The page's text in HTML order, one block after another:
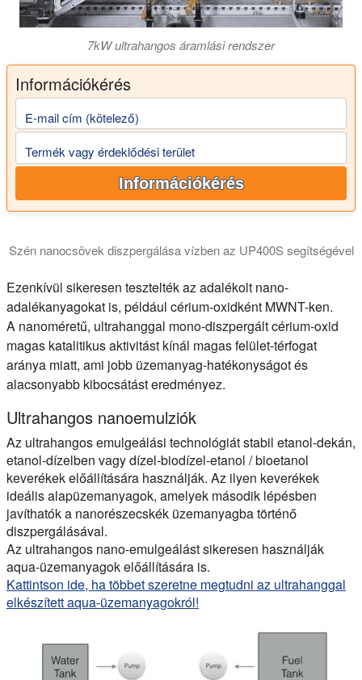
7kW ultrahangos áramlási rendszer
Információkérés
E-mail cím (kötelező)
Termék vagy érdeklődési terület
Információkérés
Szén nanocsövek diszpergálása vízben az UP400S segítségével
Ezenkívül sikeresen tesztelték az adalékolt nano-
adalékanyagokat is, például cérium-oxidként MWNT-ken.
A nanoméretű, ultrahanggal mono-diszpergált cérium-oxid
magas katalitikus aktivitást kínál magas felület-térfogat
aránya miatt, ami jobb üzemanyag-hatékonyságot és
alacsonyabb kibocsátást eredményez.
Ultrahangos nanoemulziók
Az ultrahangos emulgeálási technológiát stabil etanol-dekán,
etanol-dízelben vagy dízel-biodízel-etanol / bioetanol
keverékek előállítására használják. Az ilyen keverékek
ideális alapüzemanyagok, amelyek második lépésben
javíthatók a nanorészecskék üzemanyagba történő
diszpergálásával.
Az ultrahangos nano-emulgeálást sikeresen használják
aqua-üzemanyagok előállítására is.
Kattintson ide, ha többet szeretne megtudni az ultrahanggal
elkészített aqua-üzemanyagokról!